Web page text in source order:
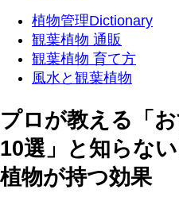
植物管理Dictionary
観葉植物 通販
観葉植物 育て方
風水と観葉植物
プロが教える「
10選」と知らな
植物が持つ効果